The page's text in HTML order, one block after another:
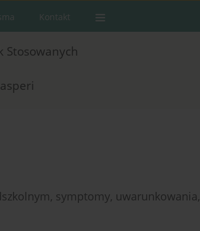
Kontakt
Stosowanych
symptomy, uwarunkowania,